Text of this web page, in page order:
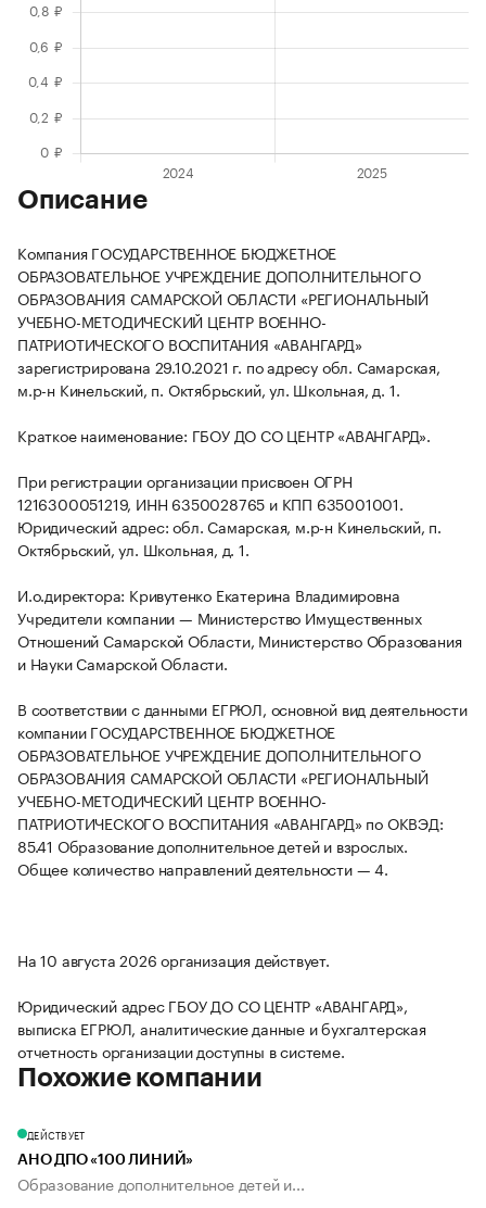
Описание
Компания ГОСУДАРСТВЕННОЕ БЮДЖЕТНОЕ
ОБРАЗОВАТЕЛЬНОЕ УЧРЕЖДЕНИЕ ДОПОЛНИТЕЛЬНОГО
ОБРАЗОВАНИЯ САМАРСКОЙ ОБЛАСТИ «РЕГИОНАЛЬНЫЙ
УЧЕБНО-МЕТОДИЧЕСКИЙ ЦЕНТР ВОЕННО-
ПАТРИОТИЧЕСКОГО ВОСПИТАНИЯ «АВАНГАРД»
зарегистрирована 29.10.2021 г. по адресу обл. Самарская,
м.р-н Кинельский, п. Октябрьский, ул. Школьная, д. 1.
Краткое наименование: ГБОУ ДО СО ЦЕНТР «АВАНГАРД».
При регистрации организации присвоен ОГРН
1216300051219, ИНН 6350028765 и КПП 635001001.
Юридический адрес: обл. Самарская, м.р-н Кинельский, п.
Октябрьский, ул. Школьная, д. 1.
И.о.директора: Кривутенко Екатерина Владимировна
Учредители компании — Министерство Имущественных
Отношений Самарской Области, Министерство Образования
и Науки Самарской Области.
В соответствии с данными ЕГРЮЛ, основной вид деятельности
компании ГОСУДАРСТВЕННОЕ БЮДЖЕТНОЕ
ОБРАЗОВАТЕЛЬНОЕ УЧРЕЖДЕНИЕ ДОПОЛНИТЕЛЬНОГО
ОБРАЗОВАНИЯ САМАРСКОЙ ОБЛАСТИ «РЕГИОНАЛЬНЫЙ
УЧЕБНО-МЕТОДИЧЕСКИЙ ЦЕНТР ВОЕННО-
ПАТРИОТИЧЕСКОГО ВОСПИТАНИЯ «АВАНГАРД» по ОКВЭД:
85.41 Образование дополнительное детей и взрослых.
Общее количество направлений деятельности — 4.
На 10 августа 2026 организация действует.
Юридический адрес ГБОУ ДО СО ЦЕНТР «АВАНГАРД»,
выписка ЕГРЮЛ, аналитические данные и бухгалтерская
отчетность организации доступны в системе.
Похожие компании
ДЕЙСТВУЕТ
АНО ДПО «100 ЛИНИЙ»
Образование дополнительное детей и...